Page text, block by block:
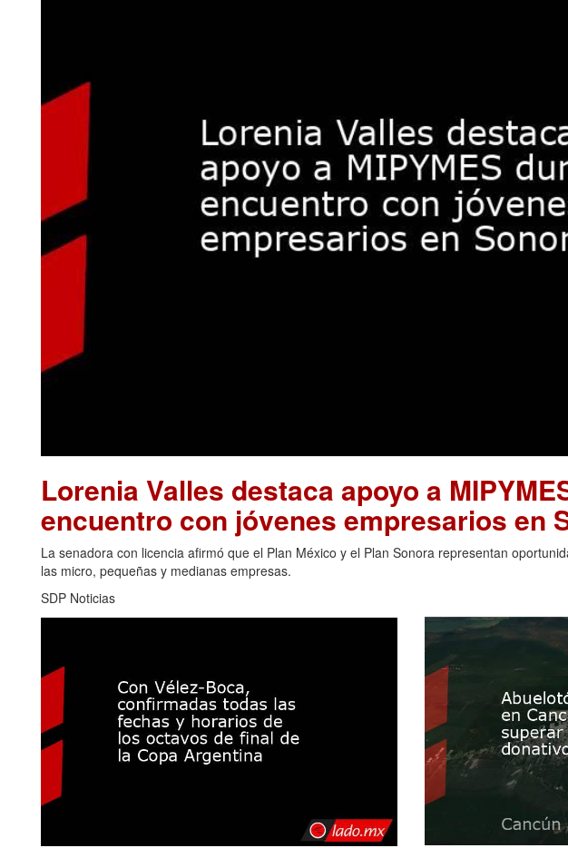
Lorenia Valles destaca apoyo a
encuentro con jóvenes empresarios en
La senadora con licencia afirmó que el Plan México y el Plan Sonora representan
las micro, pequeñas y medianas empresas.
SDP Noticias